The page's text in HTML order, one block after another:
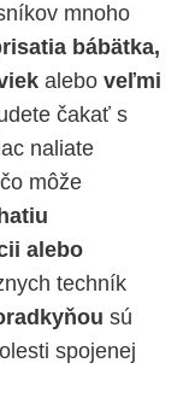
mnoho
bábätka,
alebo veľmi
čakať s
naliate
môže
alebo
techník
sú
spojenej